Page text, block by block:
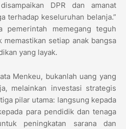
DPR dan amanat
terhadap keseluruhan belanja.”
pemerintah memegang teguh
setiap anak bangsa
yang layak.
Menkeu, bukanlah uang yang
melainkan investasi strategis
pilar utama: langsung kepada
para pendidik dan tenaga
peningkatan sarana dan